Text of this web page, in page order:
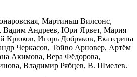
Мартиньш Вилсонс,
Вадим Андреев, Юри Ярвет, Мария
Крюков, Игорь Добряков, Екатерина
Черкасов, Тойво Арновер, Артём
Акимова, Вера Фёдорова,
Владимир Рябцев, В. Шмелев.